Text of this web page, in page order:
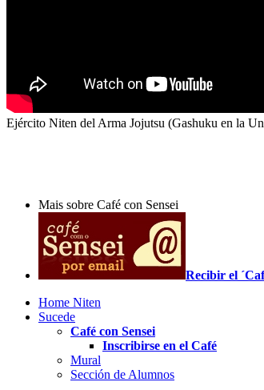
Ejército Niten del Arma Jojutsu (Gashuku en la
Mais sobre Café con Sensei
Recibir el
Home Niten
Sucede
Café con Sensei
Inscribirse en el Café
Mural
Sección de Alumnos